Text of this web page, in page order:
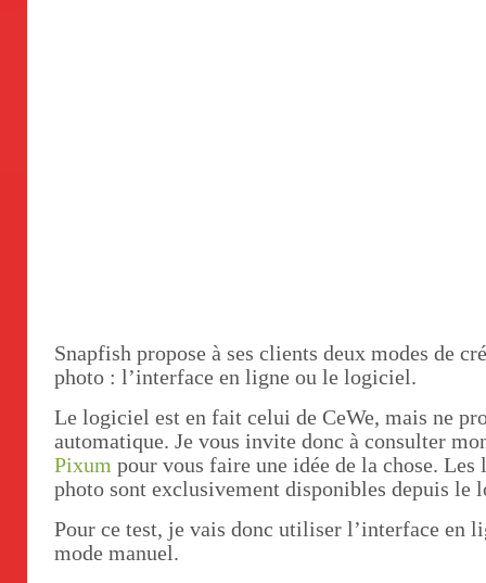
Snapfish propose à ses clients deux modes de
photo : l’interface en ligne ou le logiciel.
Le logiciel est en fait celui de CeWe, mais ne
automatique. Je vous invite donc à consulter
Pixum pour vous faire une idée de la chose.
photo sont exclusivement disponibles depuis le
Pour ce test, je vais donc utiliser l’interface en
mode manuel.